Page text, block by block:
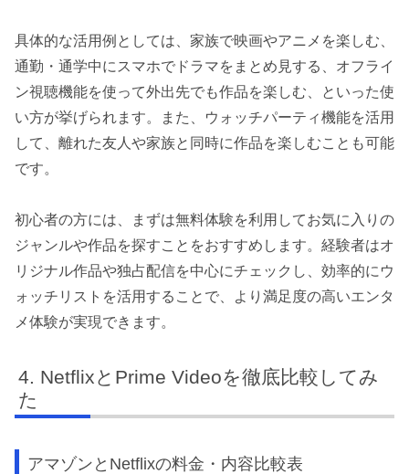
具体的な活用例としては、家族で映画やアニメを楽しむ、
通勤・通学中にスマホでドラマをまとめ見する、オフライ
ン視聴機能を使って外出先でも作品を楽しむ、といった使
い方が挙げられます。また、ウォッチパーティ機能を活用
して、離れた友人や家族と同時に作品を楽しむことも可能
です。
初心者の方には、まずは無料体験を利用してお気に入りの
ジャンルや作品を探すことをおすすめします。経験者はオ
リジナル作品や独占配信を中心にチェックし、効率的にウ
ォッチリストを活用することで、より満足度の高いエンタ
メ体験が実現できます。
NetflixとPrime Videoを徹底比較してみ
た
アマゾンとNetflixの料金・内容比較表